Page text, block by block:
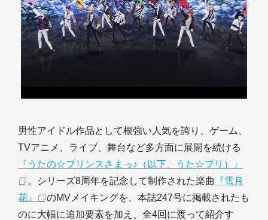
男性アイドル作品として根強い人気を誇り、ゲーム、
TVアニメ、ライブ、舞台など多方面に展開を続ける
『うたの☆プリンスさまっ♪（以下、うた☆プリ）』
。シリーズ8周年を記念して制作された楽曲
『雪月
花』
のMVメイキングを、本誌247号に掲載されたも
のに大幅に追加要素を加え、全4回に渡って紹介す